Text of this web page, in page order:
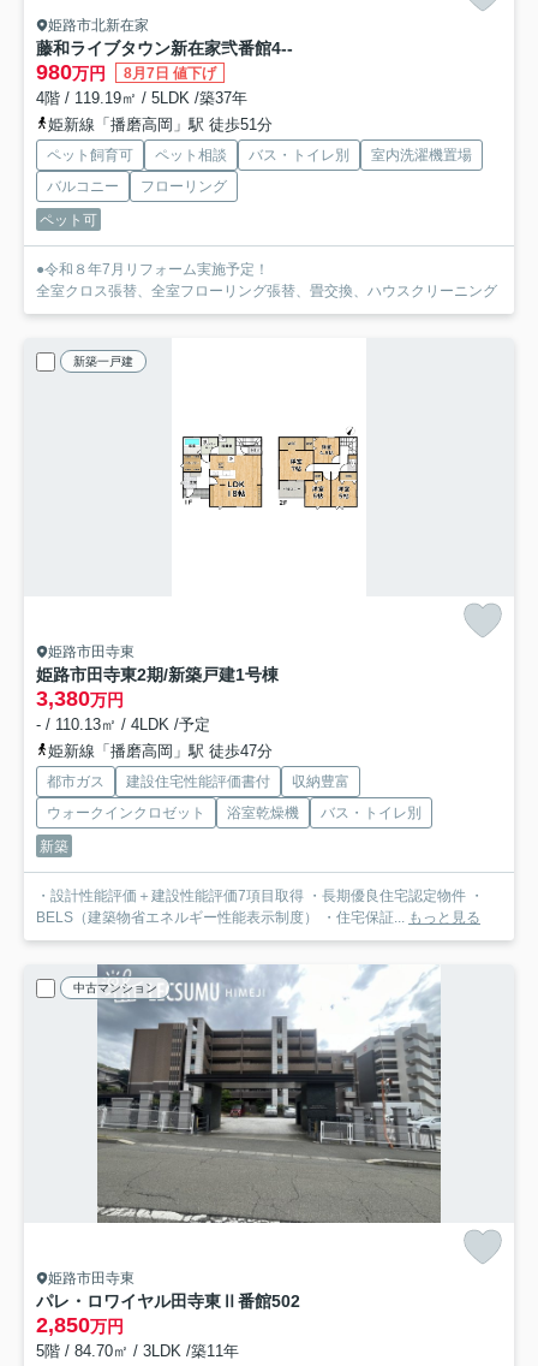
姫路市北新在家
藤和ライブタウン新在家弐番館4--
980万円 8月7日 値下げ
4階 / 119.19㎡ / 5LDK /築37年
姫新線「播磨高岡」駅 徒歩51分
ペット飼育可 ペット相談 バス・トイレ別
室内洗濯機置場
バルコニー
フローリング
ペット可
●令和８年7月リフォーム実施予定！
全室クロス張替、全室フローリング張替、畳交換、ハウスクリーニング
新築一戸建
姫路市田寺東
姫路市田寺東2期/新築戸建1号棟
3,380万円
- / 110.13㎡ / 4LDK /予定
姫新線「播磨高岡」駅 徒歩47分
都市ガス 建設住宅性能評価書付
収納豊富
ウォークインクロゼット
浴室乾燥機
バス・トイレ別
新築
・設計性能評価＋建設性能評価7項目取得 ・長期優良住宅認定物件 ・
BELS（建築物省エネルギー性能表示制度） ・住宅保証...
もっと見る
中古マンション
姫路市田寺東
パレ・ロワイヤル田寺東Ⅱ番館502
2,850万円
5階 / 84.70㎡ / 3LDK /築11年